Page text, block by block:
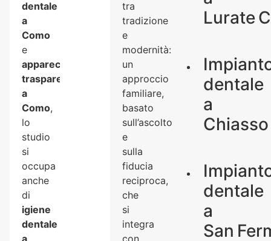
dentale
a
Como
e
apparecchio
trasparente
a
Como,
lo
studio
si
occupa
anche
di
igiene
dentale
tra
tradizione
e
modernità:
un
approccio
familiare,
basato
sull’ascolto
e
sulla
fiducia
reciproca,
che
si
integra
Lurate
dentale
a
Chiasso
dentale
a
San